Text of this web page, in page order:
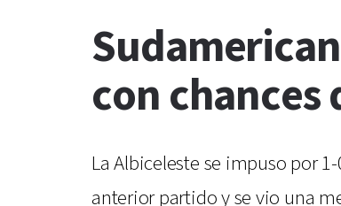
con chances
La Albiceleste se impuso por
anterior partido y se vio una